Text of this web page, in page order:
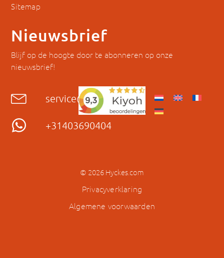
Sitemap
Nieuwsbrief
Blijf op de hoogte door te abonneren op onze
nieuwsbrief!
service@hyckes.com
+31403690404
© 2026 Hyckes.com
Privacyverklaring
Algemene voorwaarden